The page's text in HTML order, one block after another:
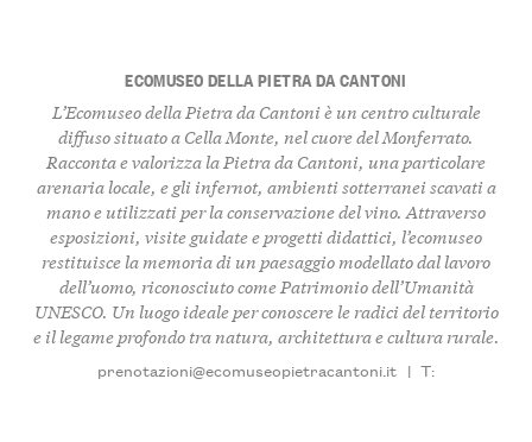
ECOMUSEO DELLA PIETRA DA CANTONI
L’Ecomuseo della Pietra da Cantoni è un centro culturale
diffuso situato a Cella Monte, nel cuore del Monferrato.
Racconta e valorizza la Pietra da Cantoni, una particolare
arenaria locale, e gli infernot, ambienti sotterranei scavati a
mano e utilizzati per la conservazione del vino. Attraverso
esposizioni, visite guidate e progetti didattici, l’ecomuseo
restituisce la memoria di un paesaggio modellato dal lavoro
dell’uomo, riconosciuto come Patrimonio dell’Umanità
UNESCO. Un luogo ideale per conoscere le radici del territorio
e il legame profondo tra natura, architettura e cultura rurale.
prenotazioni@ecomuseopietracantoni.it | T: